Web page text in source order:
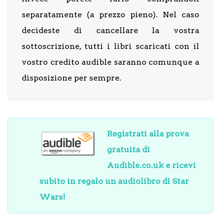
separatamente (a prezzo pieno). Nel caso
decideste di cancellare la vostra
sottoscrizione, tutti i libri scaricati con il
vostro credito audible saranno comunque a
disposizione per sempre.
Registrati alla prova
gratuita di
Audible.co.uk e ricevi
subito in regalo un audiolibro di Star
Wars!